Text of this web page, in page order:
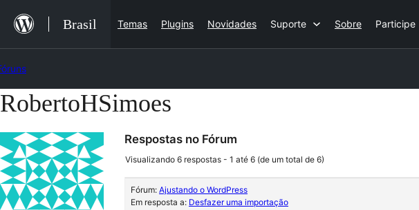
para
o
conteúdo
Brasil Temas Plugins Novidades Suporte Sobre Participe
Pular
conteúdo
RobertoHSimoes
Respostas no Fórum
Visualizando 6 respostas - 1 até 6 (de um total de 6)
Fórum: Ajustando o WordPress
Em resposta a: Desfazer uma importação